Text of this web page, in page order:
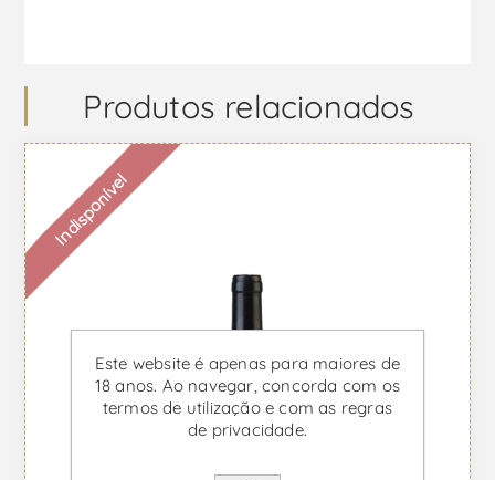
Produtos relacionados
Indisponível
Este website é apenas para maiores de
18 anos. Ao navegar, concorda com os
termos de utilização e com as regras
de privacidade.